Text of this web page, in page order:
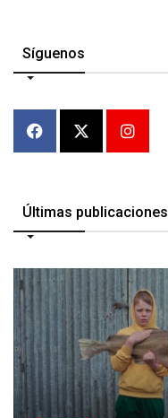
Síguenos
Últimas publicaciones